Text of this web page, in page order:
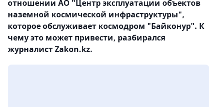
отношении АО "Центр эксплуатации объектов
наземной космической инфраструктуры",
которое обслуживает космодром "Байконур". К
чему это может привести, разбирался
журналист Zakon.kz.